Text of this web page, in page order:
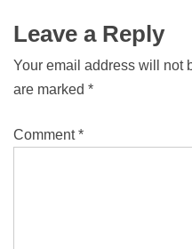
Leave a Reply
Your email address will not
are marked *
Comment*